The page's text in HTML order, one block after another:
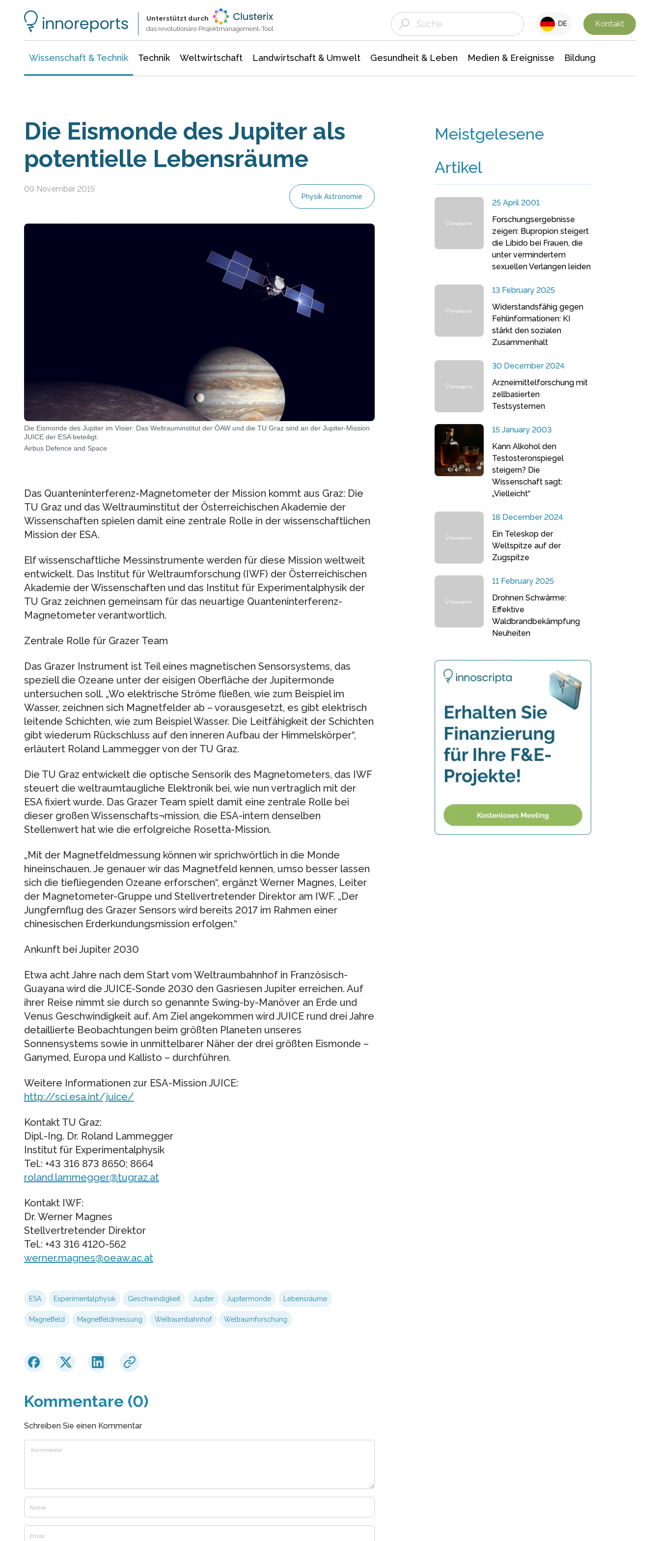
Unterstützt durch
das revolutionäre Projektmanagement-Tool
DE Kontakt
Wissenschaft & Technik Technik Weltwirtschaft Landwirtschaft & Umwelt Gesundheit & Leben Medien & Ereignisse Bildung
Die Eismonde des Jupiter als
potentielle Lebensräume
09 November 2015
Physik Astronomie
Die Eismonde des Jupiter im Visier: Das Weltrauminstitut der ÖAW und die TU Graz sind an der Jupiter-Mission
JUICE der ESA beteiligt.
Airbus Defence and Space
Das Quanteninterferenz-Magnetometer der Mission kommt aus Graz: Die
TU Graz und das Weltrauminstitut der Österreichischen Akademie der
Wissenschaften spielen damit eine zentrale Rolle in der wissenschaftlichen
Mission der ESA.
Elf wissenschaftliche Messinstrumente werden für diese Mission weltweit
entwickelt. Das Institut für Weltraumforschung (IWF) der Österreichischen
Akademie der Wissenschaften und das Institut für Experimentalphysik der
TU Graz zeichnen gemeinsam für das neuartige Quanteninterferenz-
Magnetometer verantwortlich.
Zentrale Rolle für Grazer Team
Das Grazer Instrument ist Teil eines magnetischen Sensorsystems, das
speziell die Ozeane unter der eisigen Oberfläche der Jupitermonde
untersuchen soll. „Wo elektrische Ströme fließen, wie zum Beispiel im
Wasser, zeichnen sich Magnetfelder ab – vorausgesetzt, es gibt elektrisch
leitende Schichten, wie zum Beispiel Wasser. Die Leitfähigkeit der Schichten
gibt wiederum Rückschluss auf den inneren Aufbau der Himmelskörper“,
erläutert Roland Lammegger von der TU Graz.
Die TU Graz entwickelt die optische Sensorik des Magnetometers, das IWF
steuert die weltraumtaugliche Elektronik bei, wie nun vertraglich mit der
ESA fixiert wurde. Das Grazer Team spielt damit eine zentrale Rolle bei
dieser großen Wissenschafts¬mission, die ESA-intern denselben
Stellenwert hat wie die erfolgreiche Rosetta-Mission.
„Mit der Magnetfeldmessung können wir sprichwörtlich in die Monde
hineinschauen. Je genauer wir das Magnetfeld kennen, umso besser lassen
sich die tiefliegenden Ozeane erforschen“, ergänzt Werner Magnes, Leiter
der Magnetometer-Gruppe und Stellvertretender Direktor am IWF. „Der
Jungfernflug des Grazer Sensors wird bereits 2017 im Rahmen einer
chinesischen Erderkundungsmission erfolgen.“
Ankunft bei Jupiter 2030
Etwa acht Jahre nach dem Start vom Weltraumbahnhof in Französisch-
Guayana wird die JUICE-Sonde 2030 den Gasriesen Jupiter erreichen. Auf
ihrer Reise nimmt sie durch so genannte Swing-by-Manöver an Erde und
Venus Geschwindigkeit auf. Am Ziel angekommen wird JUICE rund drei Jahre
detaillierte Beobachtungen beim größten Planeten unseres
Sonnensystems sowie in unmittelbarer Näher der drei größten Eismonde –
Ganymed, Europa und Kallisto – durchführen.
Weitere Informationen zur ESA-Mission JUICE:
http://sci.esa.int/juice/
Kontakt TU Graz:
Dipl.-Ing. Dr. Roland Lammegger
Institut für Experimentalphysik
Tel.: +43 316 873 8650; 8664
roland.lammegger@tugraz.at
Kontakt IWF:
Dr. Werner Magnes
Stellvertretender Direktor
Tel.: +43 316 4120-562
werner.magnes@oeaw.ac.at
ESA Experimentalphysik Geschwindigkeit Jupiter Jupitermonde Lebensräume
Magnetfeld Magnetfeldmessung Weltraumbahnhof Weltraumforschung
Kommentare (0)
Schreiben Sie einen Kommentar
Meistgelesene
Artikel
25 April 2001
Forschungsergebnisse
zeigen: Bupropion steigert
die Libido bei Frauen, die
unter vermindertem
sexuellen Verlangen leiden
13 February 2025
Widerstandsfähig gegen
Fehlinformationen: KI
stärkt den sozialen
Zusammenhalt
30 December 2024
Arzneimittelforschung mit
zellbasierten
Testsystemen
15 January 2003
Kann Alkohol den
Testosteronspiegel
steigern? Die
Wissenschaft sagt:
„Vielleicht“
18 December 2024
Ein Teleskop der
Weltspitze auf der
Zugspitze
11 February 2025
Drohnen Schwärme:
Effektive
Waldbrandbekämpfung
Neuheiten